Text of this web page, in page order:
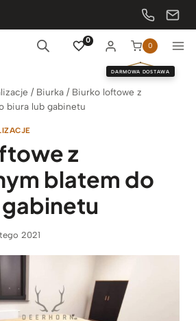
0
0
DARMOWA DOSTAWA
/ Biurka / Biurko loftowe z
biura lub gabinetu
z
blatem do
2021